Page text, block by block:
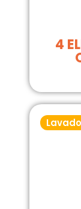
4
Lavado